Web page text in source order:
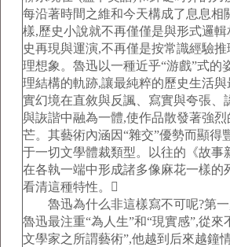
每沿著時間之維和今天構成了息息相
樣,歷史小說就不再僅僅是與形式邏
史再現與運演,不再僅是按常識經驗
理想象。魯迅以一種近乎“游戲”式的
理結構的軌跡,讓最純粹的歷史生活與
實幻境在直敘與反諷、寫實與夸張、
與詼諧中融為一體,使作品散發著強
芒。其藝術內涵因“雜交”優勢而顯得
于一切文學體裁類型。以往的《故事
在各執一端中形成諸多像麻花一樣的
看清這種特性。
魯迅為什么非這樣寫不可呢?第一
魯迅最注重“為人生”和“現實感”,從來
文學家之所謂藝術”,他越到后來越鐘